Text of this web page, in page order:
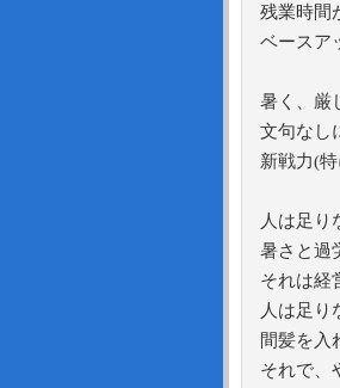
残業時間
ベースア
暑く、厳
文句なし
新戦力(
人は足り
暑さと過
それは経
人は足り
間髪を入
それで、